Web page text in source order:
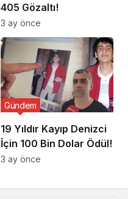
405 Gözaltı!
3 ay önce
19 Yıldır Kayıp Denizci
İçin 100 Bin Dolar Ödül!
Gündem
3 ay önce